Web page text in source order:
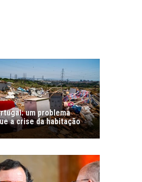
um problema
a crise da habitação